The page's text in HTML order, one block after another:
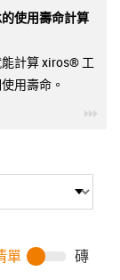
使用壽命計算
計算 xiros® 工
用壽命。
單 磚